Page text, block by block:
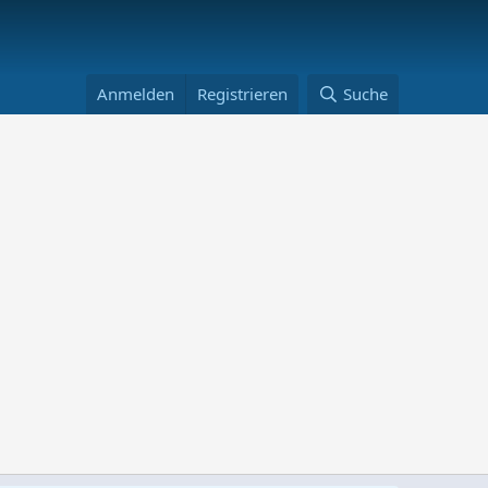
Anmelden Registrieren Suche